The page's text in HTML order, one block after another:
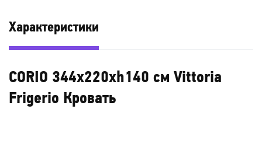
Характеристики
CORIO 344x220xh140 см Vittoria
Frigerio Кровать